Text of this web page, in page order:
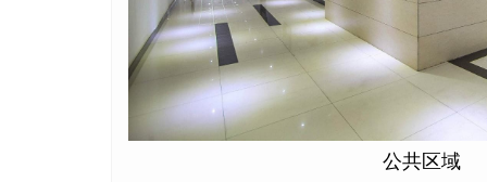
公共区域